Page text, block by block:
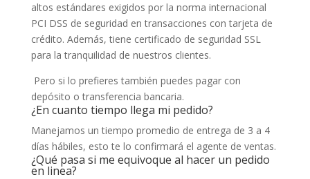
altos estándares exigidos por la norma internacional
PCI DSS de seguridad en transacciones con tarjeta de
crédito. Además, tiene certificado de seguridad SSL
para la tranquilidad de nuestros clientes.
Pero si lo prefieres también puedes pagar con
depósito o transferencia bancaria.
¿En cuanto tiempo llega mi pedido?
Manejamos un tiempo promedio de entrega de 3 a 4
días hábiles, esto te lo confirmará el agente de ventas.
¿Qué pasa si me equivoque al hacer un pedido
en linea?